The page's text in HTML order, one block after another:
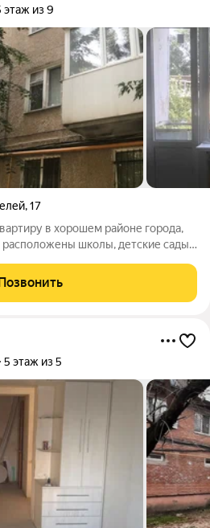
этаж из 9
,17
в хорошем районе города,
школы, детские сады,
воплотить любые ваши идеи.
5 этаж из 5